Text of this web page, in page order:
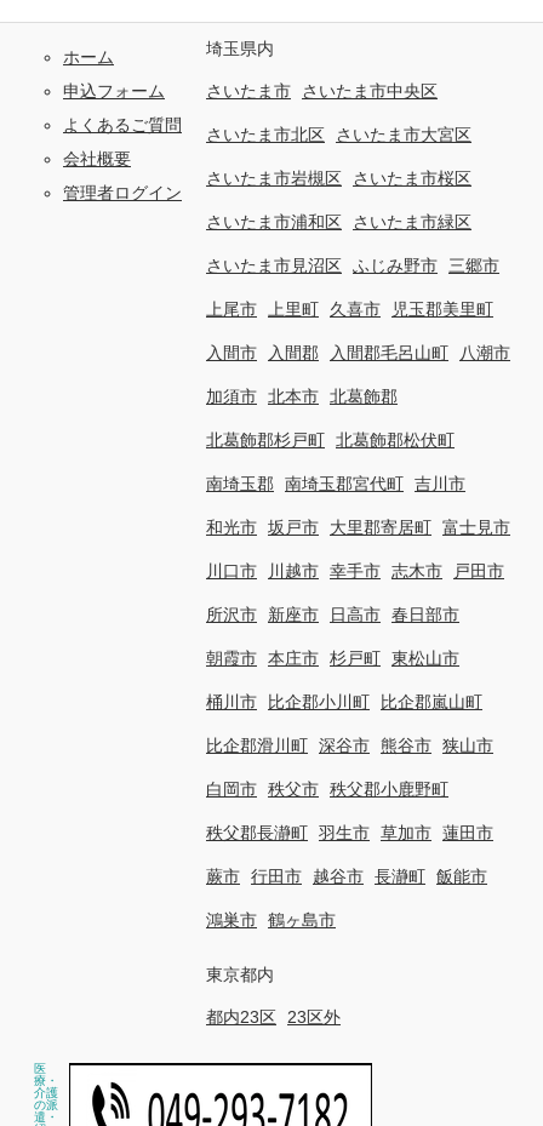
ホーム
申込フォーム
よくあるご質問
会社概要
管理者ログイン
埼玉県内
さいたま市 さいたま市中央区
さいたま市北区 さいたま市大宮区
さいたま市岩槻区 さいたま市桜区
さいたま市浦和区 さいたま市緑区
さいたま市見沼区 ふじみ野市 三郷市
上尾市 上里町 久喜市 児玉郡美里町
入間市 入間郡 入間郡毛呂山町 八潮市
加須市 北本市 北葛飾郡
北葛飾郡杉戸町 北葛飾郡松伏町
南埼玉郡 南埼玉郡宮代町 吉川市
和光市 坂戸市 大里郡寄居町 富士見市
川口市 川越市 幸手市 志木市 戸田市
所沢市 新座市 日高市 春日部市
朝霞市 本庄市 杉戸町 東松山市
桶川市 比企郡小川町 比企郡嵐山町
比企郡滑川町 深谷市 熊谷市 狭山市
白岡市 秩父市 秩父郡小鹿野町
秩父郡長瀞町 羽生市 草加市 蓮田市
蕨市 行田市 越谷市 長瀞町 飯能市
鴻巣市 鶴ヶ島市
東京都内
都内23区 23区外
医
療・
介護
の派
遣・